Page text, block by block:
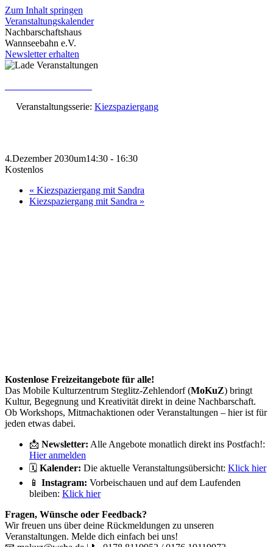
Zum Inhalt springen
Veranstaltungskalender
Nachbarschaftshaus
Wannseebahn e.V.
Newsletter erhalten
Veranstaltungsserie: Kiezspaziergang
4.Dezember 2030um14:30 - 16:30
Kostenlos
« Kiezspaziergang mit Sandra
Kiezspaziergang mit Sandra »
Kostenlose Freizeitangebote für alle!
Das Mobile Kulturzentrum Steglitz-Zehlendorf (MoKuZ) bringt
Kultur, Begegnung und Kreativität direkt in deine Nachbarschaft.
Ob Workshops, Mitmachaktionen oder Veranstaltungen – hier ist für
jeden etwas dabei.
📩 Newsletter: Alle Angebote monatlich direkt ins Postfach!:
Hier anmelden
🗓️ Kalender: Die aktuelle Veranstaltungsübersicht: Klick hier
📱 Instagram: Vorbeischauen und auf dem Laufenden
bleiben: Klick hier
Fragen, Wünsche oder Feedback?
Wir freuen uns über deine Rückmeldungen zu unseren
Veranstaltungen. Melde dich einfach bei uns!